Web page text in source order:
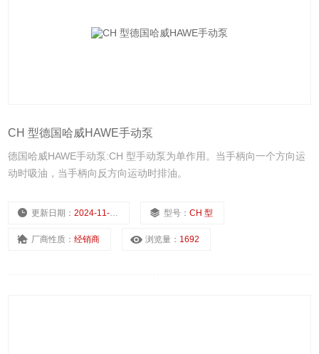
CH 型德国哈威HAWE手动泵
德国哈威HAWE手动泵:CH 型手动泵为单作用。当手柄向一个方向运
动时吸油，当手柄向反方向运动时排油。
更新日期：2024-11-25 型号：CH 型
厂商性质：经销商 浏览量： 1692